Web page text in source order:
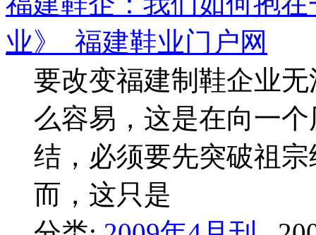
业》_福建鞋业门户网
要改变福建制鞋企业
么容易，这是在向一
结，必须要先突破祖
而，这只是